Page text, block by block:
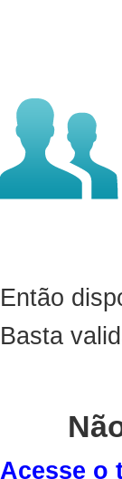
Então
Basta
Acesse o